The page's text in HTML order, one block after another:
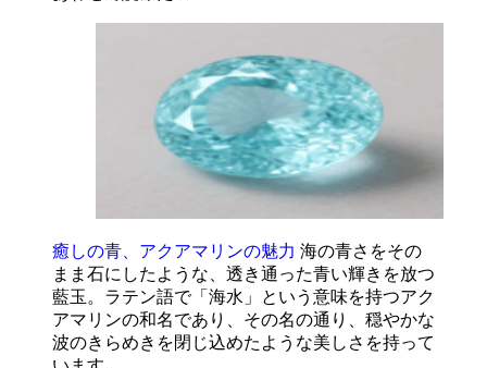
癒しの青、アクアマリンの魅力 海の青さをその
まま石にしたような、透き通った青い輝きを放つ
藍玉。ラテン語で「海水」という意味を持つアク
アマリンの和名であり、その名の通り、穏やかな
波のきらめきを閉じ込めたような美しさを持って